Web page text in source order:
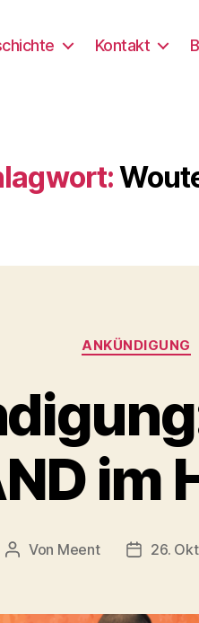
Kontakt
ANKÜNDIGUNG
im
Beitragsautor
Von Meent 26.